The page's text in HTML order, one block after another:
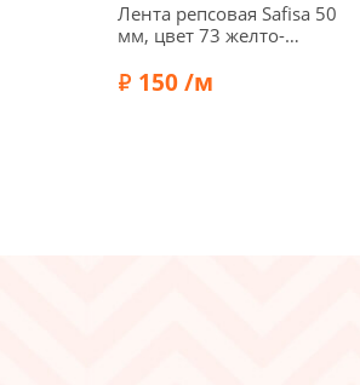
Лента репсовая Safisa 50
мм, цвет 73 желто-
150 /м